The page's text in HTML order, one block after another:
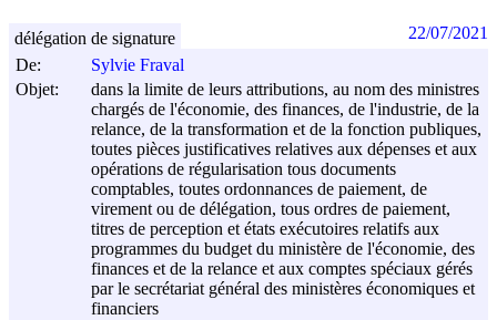
De:
Sylvie Fraval
Objet:
dans la limite de leurs attributions, au nom des ministres
chargés de l'économie, des finances, de l'industrie, de la
relance, de la transformation et de la fonction publiques,
toutes pièces justificatives relatives aux dépenses et aux
opérations de régularisation tous documents
comptables, toutes ordonnances de paiement, de
virement ou de délégation, tous ordres de paiement,
titres de perception et états exécutoires relatifs aux
programmes du budget du ministère de l'économie, des
finances et de la relance et aux comptes spéciaux gérés
par le secrétariat général des ministères économiques et
financiers
délégation de signature 22/07/2021